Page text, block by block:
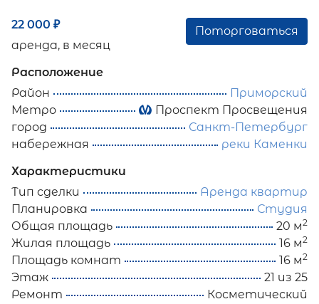
22 000 ₽
аренда, в месяц
Поторговаться
Расположение
Район
Приморский
Метро
Проспект Просвещения
город
Санкт-Петербург
набережная
реки Каменки
Характеристики
Тип сделки
Аренда квартир
Планировка
Студия
Общая площадь
20 м2
Жилая площадь 16 м2
Площадь комнат 16 м2
Этаж
21 из 25
Ремонт
Косметический